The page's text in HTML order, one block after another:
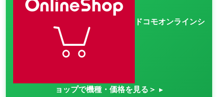
ドコモオンラインシ
ョップで機種・価格を見る＞